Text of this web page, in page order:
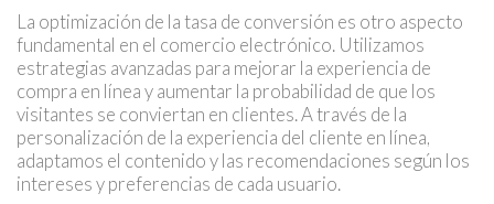
La optimización de la tasa de conversión es otro aspecto
fundamental en el comercio electrónico. Utilizamos
estrategias avanzadas para mejorar la experiencia de
compra en línea y aumentar la probabilidad de que los
visitantes se conviertan en clientes. A través de la
personalización de la experiencia del cliente en línea,
adaptamos el contenido y las recomendaciones según los
intereses y preferencias de cada usuario.